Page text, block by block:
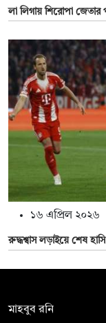
লা লিগায় শিরোপা জেতার
১৬ এপ্রিল ২০২৬
রুদ্ধশ্বাস লড়াইয়ে শেষ হাসি
মাহবুব রনি